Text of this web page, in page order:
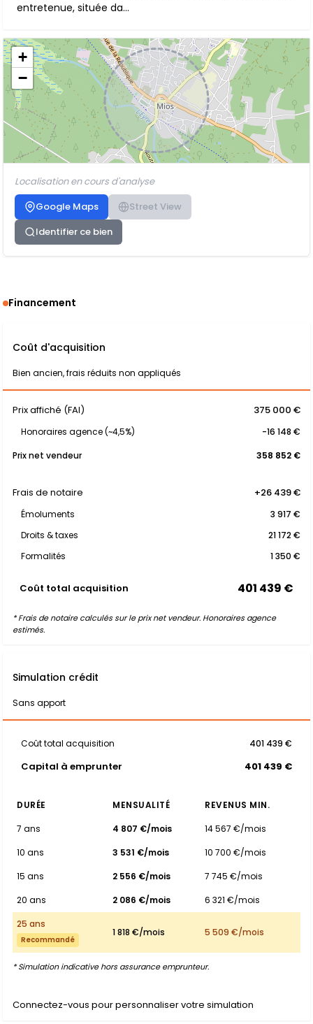
entretenue, située da...
+
−
Localisation en cours d'analyse
Google Maps
Street View
Identifier ce bien
Financement
Coût d'acquisition
Bien ancien, frais réduits non appliqués
Prix affiché (FAI) 375 000 €
Honoraires agence (~4,5%)
-16 148 €
Prix net vendeur
358 852 €
Frais de notaire +26 439 €
Émoluments
3 917 €
Droits & taxes
21 172 €
Formalités
1 350 €
Coût total acquisition 401 439 €
* Frais de notaire calculés sur le prix net vendeur. Honoraires agence
estimés.
Simulation crédit
Sans apport
Coût total acquisition 401 439 €
Capital à emprunter 401 439 €
DURÉE MENSUALITÉ
REVENUS MIN.
7 ans
4 807 €/mois
14 567 €/mois
10 ans
3 531 €/mois
10 700 €/mois
15 ans
2 556 €/mois
7 745 €/mois
20 ans
2 086 €/mois
6 321 €/mois
25 ans
Recommandé
1 818 €/mois 5 509 €/mois
* Simulation indicative hors assurance emprunteur.
Connectez-vous pour personnaliser votre simulation